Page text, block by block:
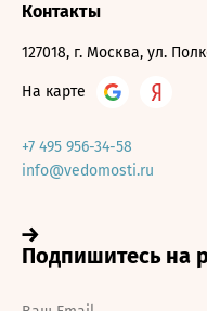
Контакты
127018, г. Москва, ул.
На карте
+7 495 956-34-58
info@vedomosti.ru